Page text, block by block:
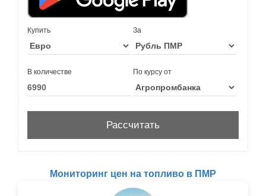
Купить За
В количестве По курсу от
Мониторинг цен на топливо в ПМР